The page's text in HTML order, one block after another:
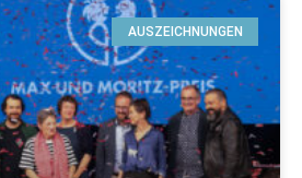
AUSZEICHNUNGEN